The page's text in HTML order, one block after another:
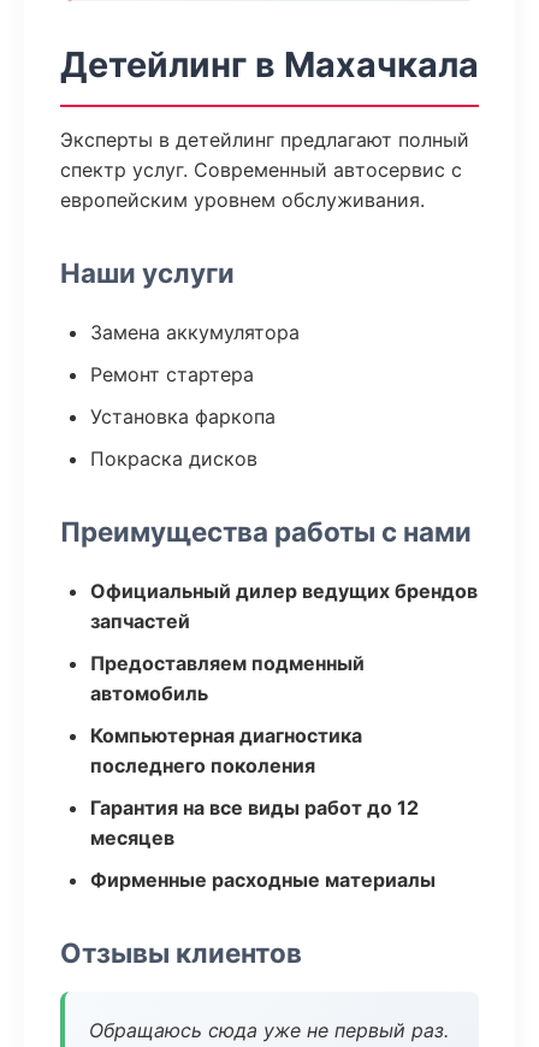
Детейлинг в Махачкала
Эксперты в детейлинг предлагают полный
спектр услуг. Современный автосервис с
европейским уровнем обслуживания.
Наши услуги
Замена аккумулятора
Ремонт стартера
Установка фаркопа
Покраска дисков
Преимущества работы с нами
Официальный дилер ведущих брендов
запчастей
Предоставляем подменный
автомобиль
Компьютерная диагностика
последнего поколения
Гарантия на все виды работ до 12
месяцев
Фирменные расходные материалы
Отзывы клиентов
Обращаюсь сюда уже не первый раз.